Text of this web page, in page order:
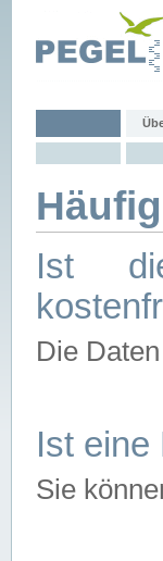
Ist
Die
Ist eine
Sie